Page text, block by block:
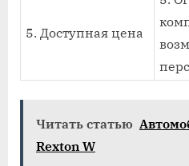
5. Доступная цена
Читать статью
Rexton W